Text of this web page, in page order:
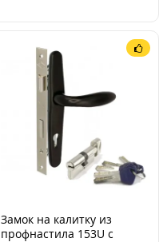
Замок на калитку из
профнастила 153U с